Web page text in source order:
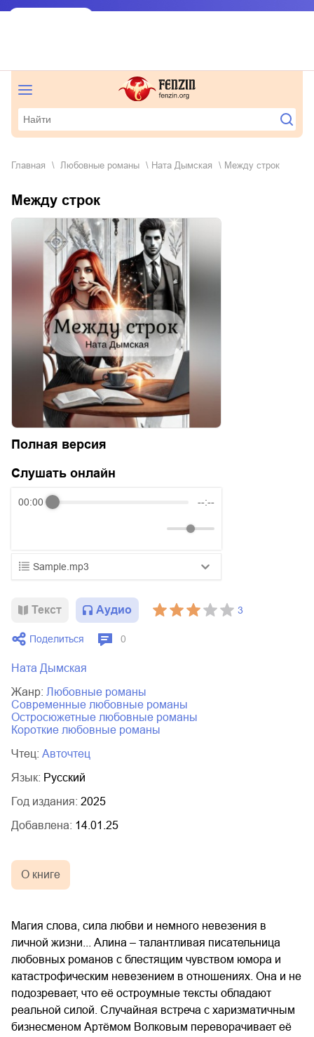
Главная любовные романы Ната Дымская Между строк
Между строк
Полная версия
Слушать онлайн
00:00 --:--
Sample.mp3
02.mp3 20:50
03.mp3
Текст Аудио 3
Поделиться 0
Ната Дымская
Жанр:
любовные романы
современные любовные романы
остросюжетные любовные романы
короткие любовные романы
Чтец:
Авточтец
Язык: Русский
Год издания: 2025
Добавлена: 14.01.25
О книге
Магия слова, сила любви и немного невезения в
личной жизни... Алина – талантливая писательница
любовных романов с блестящим чувством юмора и
катастрофическим невезением в отношениях. Она и не
подозревает, что её остроумные тексты обладают
реальной силой. Случайная встреча с харизматичным
бизнесменом Артёмом Волковым переворачивает её